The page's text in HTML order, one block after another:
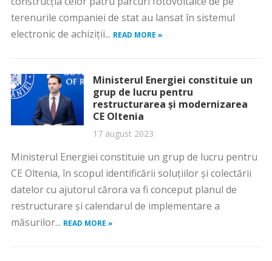
terenurile companiei de stat au lansat în sistemul
electronic de achiziții... READ MORE »
Ministerul Energiei constituie un
grup de lucru pentru
restructurarea şi modernizarea
CE Oltenia
17 august 2023
Ministerul Energiei constituie un grup de lucru pentru
CE Oltenia, în scopul identificării soluţiilor şi colectării
datelor cu ajutorul cărora va fi conceput planul de
restructurare şi calendarul de implementare a
măsurilor... READ MORE »